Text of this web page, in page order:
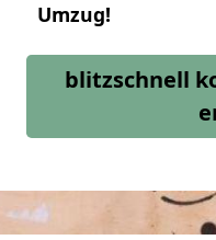
Umzug!
blitzschnell